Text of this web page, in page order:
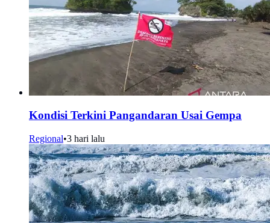
Kondisi Terkini Pangandaran Usai Gempa
Regional•3 hari lalu